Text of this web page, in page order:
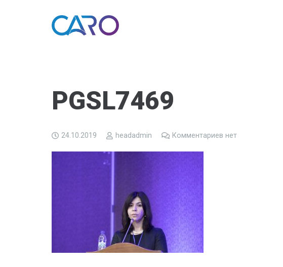
PGSL7469
24.10.2019 headadmin Комментариев нет